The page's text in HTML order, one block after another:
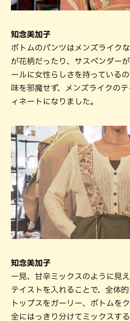
知念美加子
ボトムのパンツはメンズライク
が花柄だったり、サスペンダー
ールに女性らしさを持っている
味を邪魔せず、メンズライクの
ィネートになりました。
知念美加子
一見、甘辛ミックスのように見
テイストを入れることで、全体的
トップスをガーリー、ボトムを
全にはっきり分けてミックスす